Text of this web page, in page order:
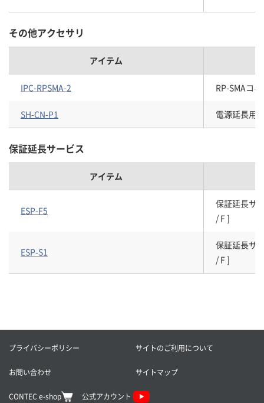
その他アクセサリ
アイテム
IPC-RPSMA-2 RP-SMAコ
SH-CN-P1 電源延長用
保証延長サービス
アイテム
ESP-F5
保証延長サ
/ F ]
ESP-S1
保証延長サ
/ F ]
プライバシーポリシー サイトのご利用について
お問い合わせ サイトマップ
CONTEC e-shop 公式アカウント